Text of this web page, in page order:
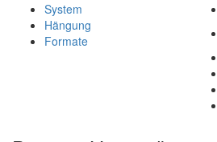
System
Hängung
Formate